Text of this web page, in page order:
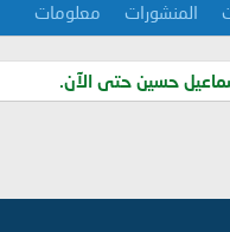
المنشورات معلومات
حسين حتى الآن.